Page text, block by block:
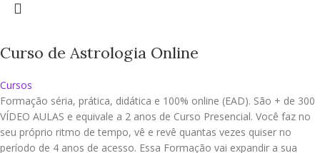
Curso de Astrologia Online
Cursos
Formação séria, prática, didática e 100% online (EAD). São + de 300
VÍDEO AULAS e equivale a 2 anos de Curso Presencial. Você faz no
seu próprio ritmo de tempo, vê e revê quantas vezes quiser no
período de 4 anos de acesso. Essa Formação vai expandir a sua